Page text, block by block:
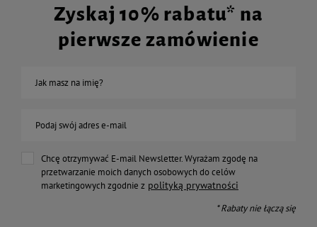
Zyskaj 10% rabatu* na
pierwsze zamówienie
Jak masz na imię?
Podaj swój adres e-mail
Chcę otrzymywać E-mail Newsletter. Wyrażam zgodę na
przetwarzanie moich danych osobowych do celów
marketingowych zgodnie z polityką prywatności
* Rabaty nie łączą się